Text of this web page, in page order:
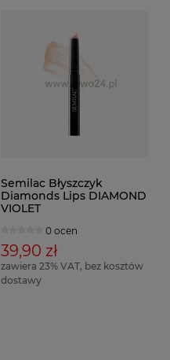
Semilac Błyszczyk
Diamonds Lips DIAMOND
VIOLET
0 ocen
39,90 zł
zawiera 23% VAT, bez kosztów
dostawy